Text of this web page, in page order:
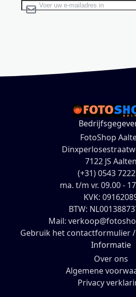
Abonneer u op onze
FotoShop
7122 JS Aalten
(+31) 0543
ma. t/m vr. 09.00 -
KVK:
BTW:
Mail:
Gebruik het contactformulier
Informatie
Over ons
Algemene
Privacy